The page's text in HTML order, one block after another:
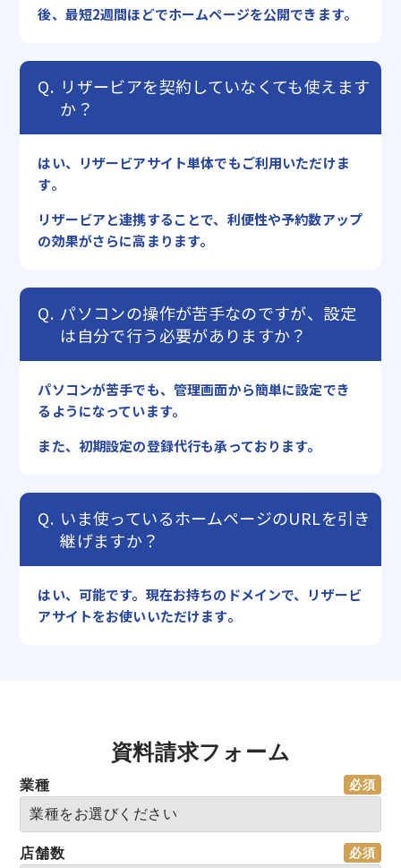
後、最短2週間ほどでホームページを公開できます。
リザービアを契約していなくても使えます
か？
はい、リザービアサイト単体でもご利用いただけま
す。
リザービアと連携することで、利便性や予約数アップ
の効果がさらに高まります。
パソコンの操作が苦手なのですが、設定
は自分で行う必要がありますか？
パソコンが苦手でも、管理画面から簡単に設定でき
るようになっています。
また、初期設定の登録代行も承っております。
いま使っているホームページのURLを引き
継げますか？
はい、可能です。現在お持ちのドメインで、リザービ
アサイトをお使いいただけます。
資料請求フォーム
業種
店舗数